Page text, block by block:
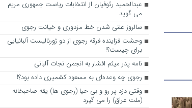
عبدالحمید رئوفیان از انتخابات ریاست جمهوری مریم
می گوید
سالروز علنی شدن خط مزدوری و خیانت رجوی
وحشت فزاینده فرقه رجوی از دو ژورنالیست آلبانیایی
برای چیست؟!
نامه پدر میثم افشار به انجمن نجات آلبانی
رجوی چه وعده‌ای به مسعود کشمیری داده بود؟!
وقتی دزد پر رو و بی حیا (رجوی ها) یقه صاحبخانه
(ملت عراق) را می گیرد